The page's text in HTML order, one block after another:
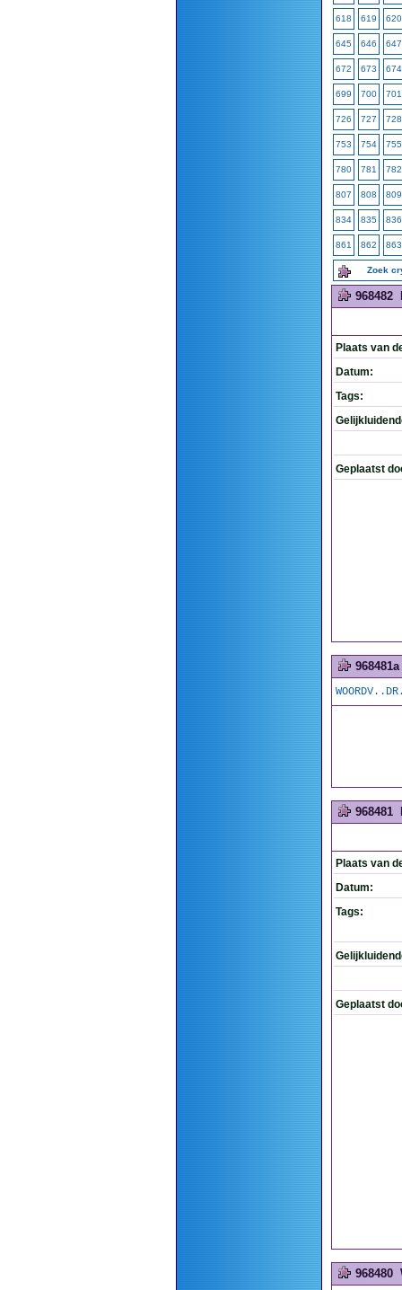
618 619 620
645 646 647
672 673 674
699 700 701
726 727 728
753 754 755
780 781 782
807 808 809
834 835 836
861 862 863
Zoek
968482
Plaats van
Datum:
Tags:
Geplaatst
968481a
968481
Plaats van
Datum:
Tags:
Geplaatst
968480